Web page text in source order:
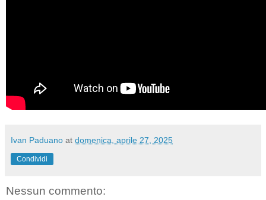
Ivan Paduano at domenica, aprile 27, 2025
Condividi
Nessun commento: